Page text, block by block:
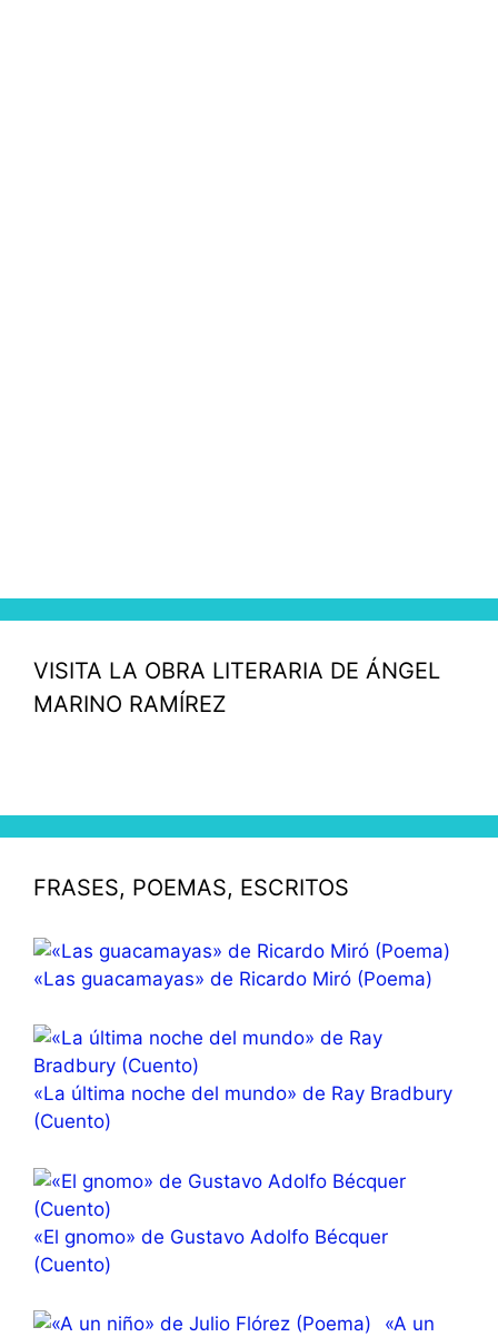
VISITA LA OBRA LITERARIA DE ÁNGEL
MARINO RAMÍREZ
FRASES, POEMAS, ESCRITOS
«Las guacamayas» de Ricardo Miró (Poema)
«La última noche del mundo» de Ray Bradbury
(Cuento)
«El gnomo» de Gustavo Adolfo Bécquer
(Cuento)
«A un